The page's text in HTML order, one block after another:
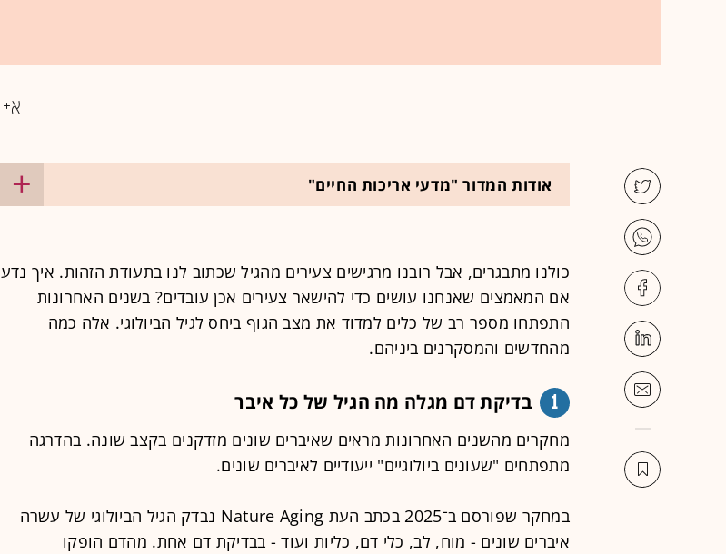
אודות המדור "מדעי אריכות החיים"
כולנו מתבגרים, אבל רובנו מרגישים צעירים מהגיל שכתוב לנו בתעודת הזהות. איך נדע
אם המאמצים שאנחנו עושים כדי להישאר צעירים אכן עובדים? בשנים האחרונות
התפתחו מספר רב של כלים למדוד את מצב הגוף ביחס לגיל הביולוגי. אלה כמה
מהחדשים והמסקרנים ביניהם.
1 בדיקת דם מגלה מה הגיל של כל איבר
מחקרים מהשנים האחרונות מראים שאיברים שונים מזדקנים בקצב שונה. בהדרגה
מתפתחים "שעונים ביולוגיים" ייעודיים לאיברים שונים.
במחקר שפורסם ב־2025 בכתב העת Nature Aging נבדק הגיל הביולוגי של עשרה
איברים שונים - מוח, לב, כלי דם, כליות ועוד - בבדיקת דם אחת. מהדם הופקו